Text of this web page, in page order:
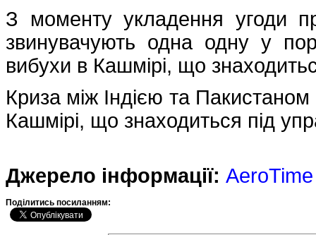
З моменту укладення угоди
звинувачують одна одну у
вибухи в Кашмірі, що
Криза між Індією та
Кашмірі, що знаходиться під
Джерело інформації: AeroTime
Подiлитись посиланням: